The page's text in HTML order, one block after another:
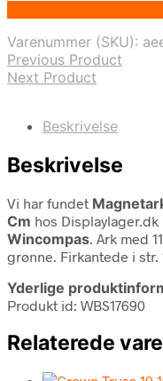
Varenummer (SKU):
Previous Product
Next Product
Beskrivelse
Beskrivelse
Vi har fundet
Cm hos
Wincompas. Ark med
grønne. Firkantede i str.
Yderlige
Produkt id: WBS17690
Relaterede